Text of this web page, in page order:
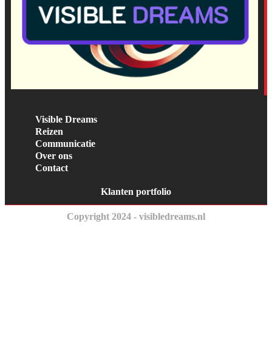
Visible Dreams
Reizen
Communicatie
Over ons
Contact
Klanten portfolio
Copyright 2024 - visibledreams.nl